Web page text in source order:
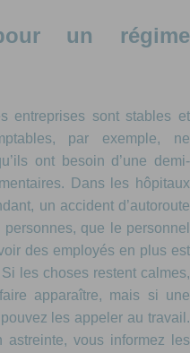
un régime
entreprises sont stables et
par exemple, ne
ont besoin d’une demi-
Dans les hôpitaux
un accident d’autoroute
que le personnel
des employés en plus est
les choses restent calmes,
apparaître, mais si une
les appeler au travail.
astreinte, vous informez les